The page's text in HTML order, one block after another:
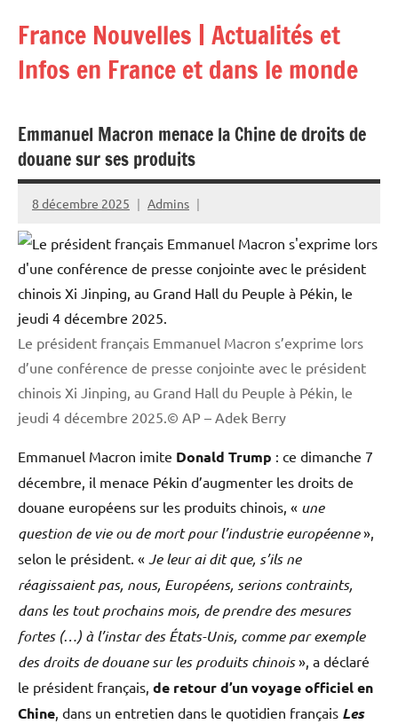
contenu
France Nouvelles | Actualités et
Infos en France et dans le monde
Emmanuel Macron menace la Chine de droits de
douane sur ses produits
8 décembre 2025 Admins
Le président français Emmanuel Macron s’exprime lors
d’une conférence de presse conjointe avec le président
chinois Xi Jinping, au Grand Hall du Peuple à Pékin, le
jeudi 4 décembre 2025.© AP – Adek Berry
Emmanuel Macron imite Donald Trump : ce dimanche 7
décembre, il menace Pékin d’augmenter les droits de
douane européens sur les produits chinois, « une
question de vie ou de mort pour l’industrie européenne»,
selon le président. « Je leur ai dit que, s’ils ne
réagissaient pas, nous, Européens, serions contraints,
dans les tout prochains mois, de prendre des mesures
fortes (…) à l’instar des États-Unis, comme par exemple
des droits de douane sur les produits chinois», a déclaré
le président français, de retour d’un voyage officiel en
Chine, dans un entretien dans le quotidien français Les